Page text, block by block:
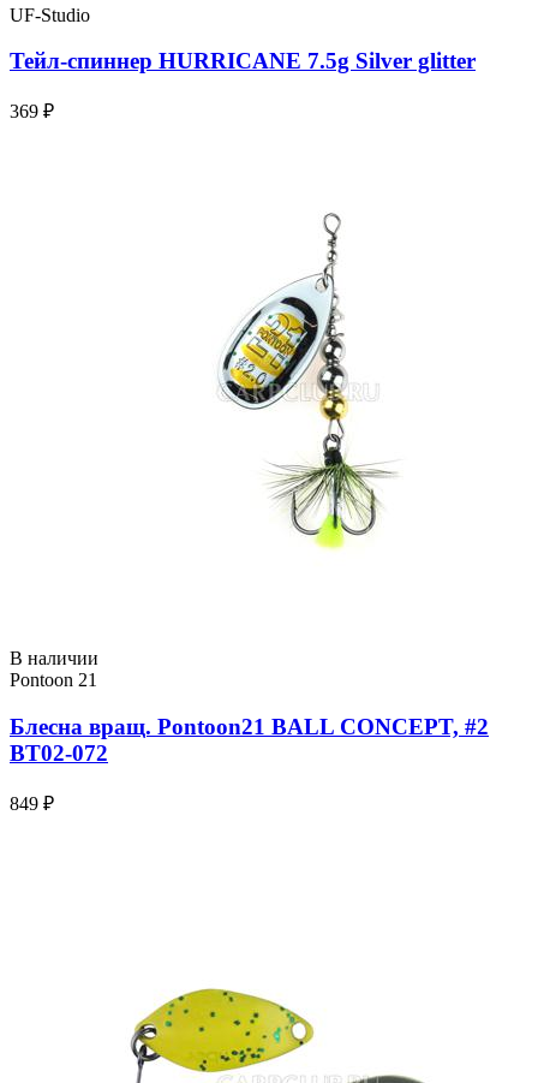
UF-Studio
Тейл-спиннер HURRICANE 7.5g Silver glitter
369 ₽
В наличии
Pontoon 21
Блесна вращ. Pontoon21 BALL CONCEPT, #2
BT02-072
849 ₽